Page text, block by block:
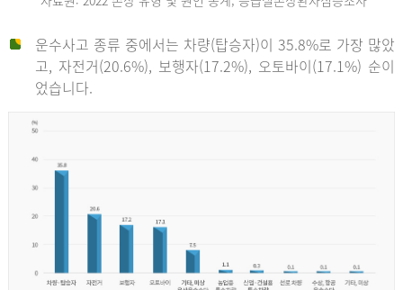
운수사고 종류 중에서는 차량(탑승자)이 35.8%로 가장 많았
고, 자전거(20.6%), 보행자(17.2%), 오토바이(17.1%) 순이
었습니다.